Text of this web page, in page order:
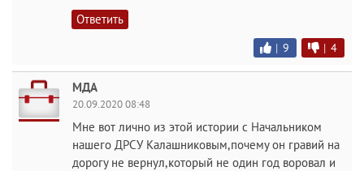
Ответить
| 9 | 4
МДА
20.09.2020 08:48
Мне вот лично из этой истории с Начальником
нашего ДРСУ Калашниковым,почему он гравий на
дорогу не вернул,который не один год воровал и